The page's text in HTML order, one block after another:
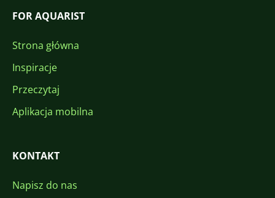
FOR AQUARIST
Strona główna
Inspiracje
Przeczytaj
Aplikacja mobilna
KONTAKT
Napisz do nas